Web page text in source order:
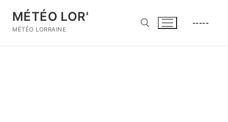
contenu
MÉTÉO LOR'
MÉTÉO LORRAINE
-----